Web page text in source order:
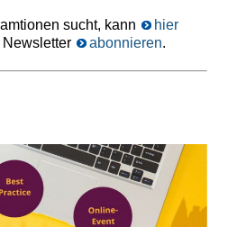
sucht, kann
hier
abonnieren.